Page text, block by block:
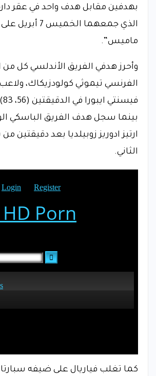
بهدفين مقابل هدف واحد في عقر
الذي جمعهما
ماميس”.
وأحرز هدفي الفريق الأندلسي كل من
الفرنسي تيموثي كولودزيكاك،
بينما سجل هدف الفريق الباسكي
ارتيز ادوريز زوبيلديا بعد دقيقتين
الثاني.
كما تغلب فياريال على ضيفه سبارتا